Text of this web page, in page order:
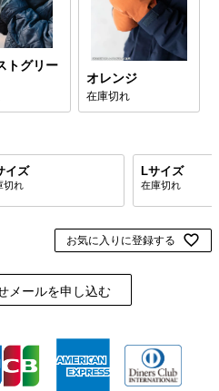
トグリー
オレンジ
在庫切れ
イズ Lサイズ
お気に入りに登録する
メールを申し込む